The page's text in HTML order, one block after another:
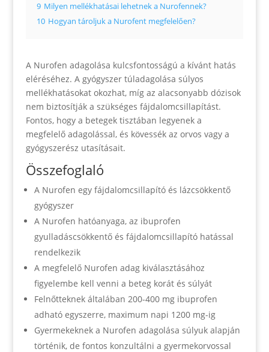
9 Milyen mellékhatásai lehetnek a Nurofennek?
10 Hogyan tároljuk a Nurofent megfelelően?
A Nurofen adagolása kulcsfontosságú a kívánt hatás
eléréséhez. A gyógyszer túladagolása súlyos
mellékhatásokat okozhat, míg az alacsonyabb dózisok
nem biztosítják a szükséges fájdalomcsillapítást.
Fontos, hogy a betegek tisztában legyenek a
megfelelő adagolással, és kövessék az orvos vagy a
gyógyszerész utasításait.
Összefoglaló
A Nurofen egy fájdalomcsillapító és lázcsökkentő
gyógyszer
A Nurofen hatóanyaga, az ibuprofen
gyulladáscsökkentő és fájdalomcsillapító hatással
rendelkezik
A megfelelő Nurofen adag kiválasztásához
figyelembe kell venni a beteg korát és súlyát
Felnőtteknek általában 200-400 mg ibuprofen
adható egyszerre, maximum napi 1200 mg-ig
Gyermekeknek a Nurofen adagolása súlyuk alapján
történik, de fontos konzultálni a gyermekorvossal